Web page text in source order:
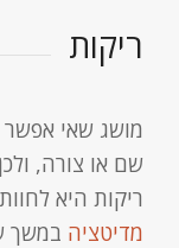
ריקות
מושג שאי אפשר
שם או צורה,
ריקות היא
מדיטציה במשך